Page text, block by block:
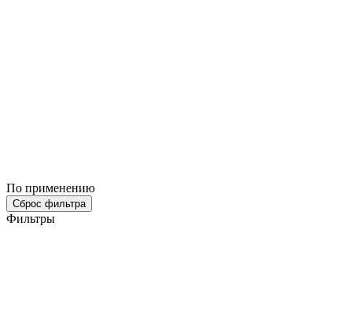
По применению
Сброс фильтра
Фильтры